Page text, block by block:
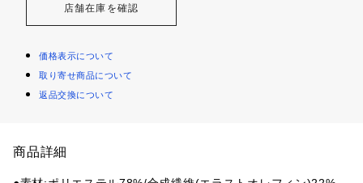
店舗在庫を確認
価格表示について
取り寄せ商品について
返品交換について
商品詳細